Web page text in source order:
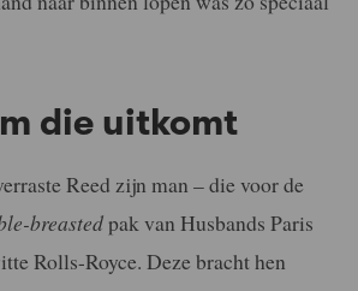
die uitkomt
Reed zijn man – die voor de
breastedpak van Husbands Paris
Rolls-Royce. Deze bracht hen